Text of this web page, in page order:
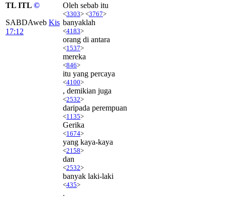
TL ITL ©
SABDAweb Kis
17:12
Oleh sebab itu
<3303> <3767>
banyaklah
<4183>
orang di antara
<1537>
mereka
<846>
itu yang percaya
<4100>
, demikian juga
<2532>
daripada perempuan
<1135>
Gerika
<1674>
yang kaya-kaya
<2158>
dan
<2532>
banyak laki-laki
<435>
.